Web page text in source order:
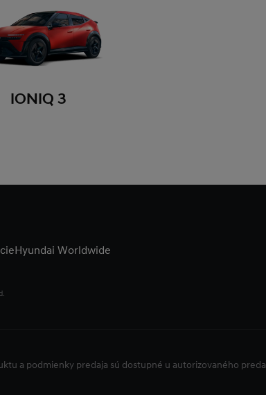
IONIQ 3
Hyundai Worldwide
a podmienky predaja sú dostupné u autorizovaného